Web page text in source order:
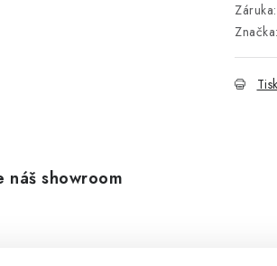
Záruka:
náš showroom